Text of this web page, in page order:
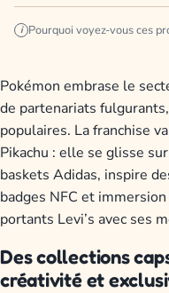
i Pourquoi voyez-vous ces
Pokémon embrase le
de partenariats
populaires. La franchise
Pikachu : elle se glisse
baskets Adidas, inspire
badges NFC et
portants Levi’s avec ses
Des collections
créativité et